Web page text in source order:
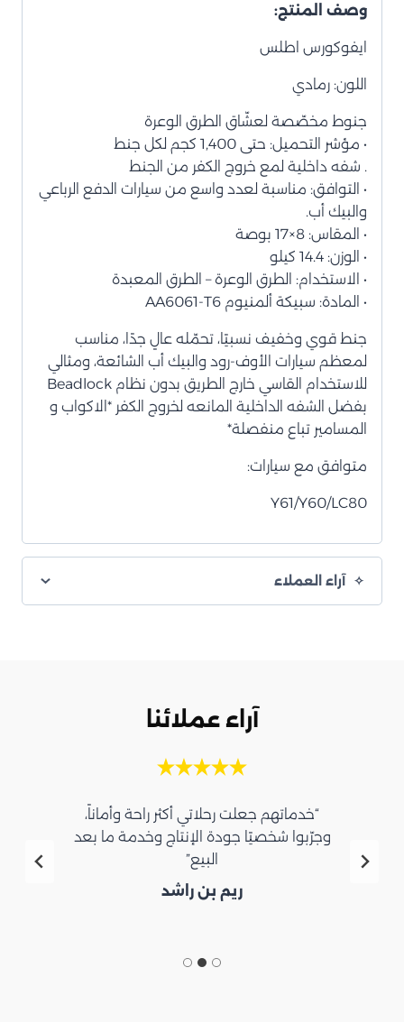
وصف المنتج:
ايفوكورس اطلس
اللون: رمادي
جنوط مخصّصة لعشّاق الطرق الوعرة
• مؤشر التحميل: حتى 1,400 كجم لكل جنط
. شفه داخلية لمع خروج الكفر من الجنط
• التوافق: مناسبة لعدد واسع من سيارات الدفع الرباعي
والبيك أب.
• المقاس: 8×17 بوصة
• الوزن: 14.4 كيلو
• الاستخدام: الطرق الوعرة – الطرق المعبدة
• المادة: سبيكة ألمنيوم AA6061-T6
جنط قوي وخفيف نسبيًا، تحمّله عالٍ جدًا، مناسب
لمعظم سيارات الأوف-رود والبيك أب الشائعة، ومثالي
للاستخدام القاسي خارج الطريق بدون نظام Beadlock
بفضل الشفه الداخلية المانعه لخروج الكفر *الاكواب و
المسامير تباع منفصلة*
متوافق مع سيارات:
Y61/Y60/LC80
آراء العملاء
آراء عملائنا
“خدماتهم جعلت رحلاتي أكثر راحة وأماناً،
وجرّبوا شخصيًا جودة الإنتاج وخدمة ما بعد
البيع”
ريم بن راشد